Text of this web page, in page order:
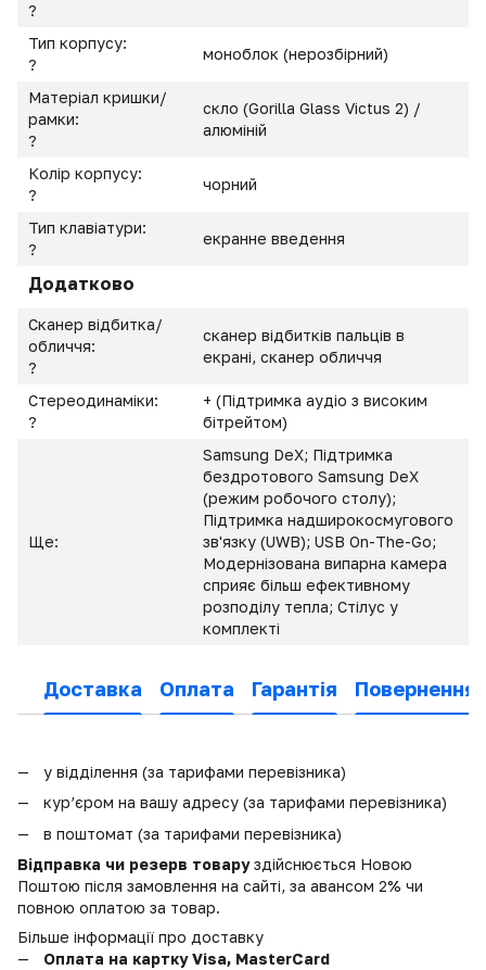
?
Тип корпусу:
?
моноблок (нерозбірний)
Матеріал кришки/
рамки:
?
скло (Gorilla Glass Victus 2) /
алюміній
Колір корпусу:
?
чорний
Тип клавіатури:
?
екранне введення
Додатково
Сканер відбитка/
обличчя:
?
сканер відбитків пальців в
екрані, сканер обличчя
Стереодинаміки:
?
+ (Підтримка аудіо з високим
бітрейтом)
Ще:
Samsung DeX; Підтримка
бездротового Samsung DeX
(режим робочого столу);
Підтримка надширокосмугового
зв'язку (UWB); USB On-The-Go;
Модернізована випарна камера
сприяє більш ефективному
розподілу тепла; Стілус у
комплекті
Доставка Оплата Гарантія Повернення
у відділення (за тарифами перевізника)
кур’єром на вашу адресу (за тарифами перевізника)
в поштомат (за тарифами перевізника)
Відправка чи резерв товаруздійснюється Новою
Поштою після замовлення на сайті, за авансом 2% чи
повною оплатою за товар.
Більше інформації про доставку
Оплата на картку Visa, MasterCard